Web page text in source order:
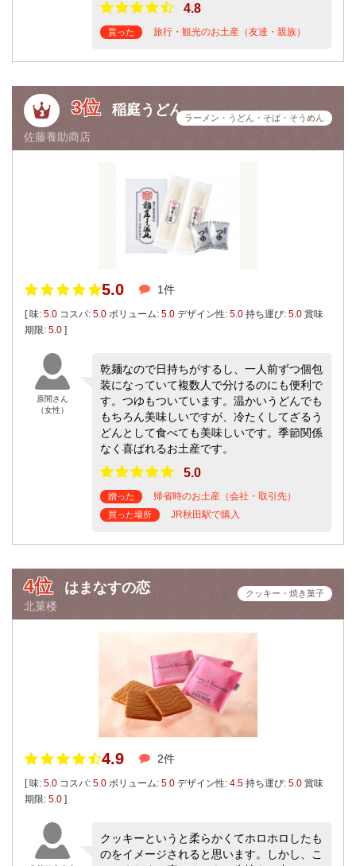
4.8
貰った 旅行・観光のお土産（友達・親族）
3位 稲庭うどん
佐藤養助商店
ラーメン・うどん・そば・そうめん
5.0 1件
[ 味: 5.0 コスパ: 5.0 ボリューム: 5.0 デザイン性: 5.0 持ち運び: 5.0 賞味
期限: 5.0 ]
原間さん
（女性）
乾麺なので日持ちがするし、一人前ずつ個包
装になっていて複数人で分けるのにも便利で
す。つゆもついています。温かいうどんでも
もちろん美味しいですが、冷たくしてざるう
どんとして食べても美味しいです。季節関係
なく喜ばれるお土産です。
5.0
贈った 帰省時のお土産（会社・取引先）
買った場所 JR秋田駅で購入
4位 はまなすの恋
北菓楼
クッキー・焼き菓子
4.9 2件
[ 味: 5.0 コスパ: 5.0 ボリューム: 5.0 デザイン性: 4.5 持ち運び: 5.0 賞味
期限: 5.0 ]
クッキーというと柔らかくてホロホロしたも
のをイメージされると思います。しかし、こ